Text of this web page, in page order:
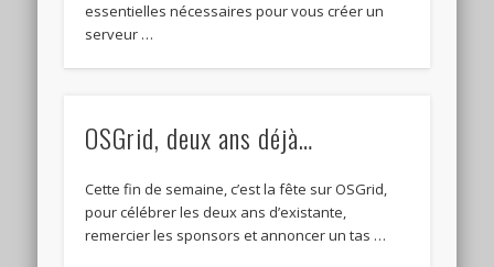
essentielles nécessaires pour vous créer un
serveur …
OSGrid, deux ans déjà…
Cette fin de semaine, c’est la fête sur OSGrid,
pour célébrer les deux ans d’existante,
remercier les sponsors et annoncer un tas …